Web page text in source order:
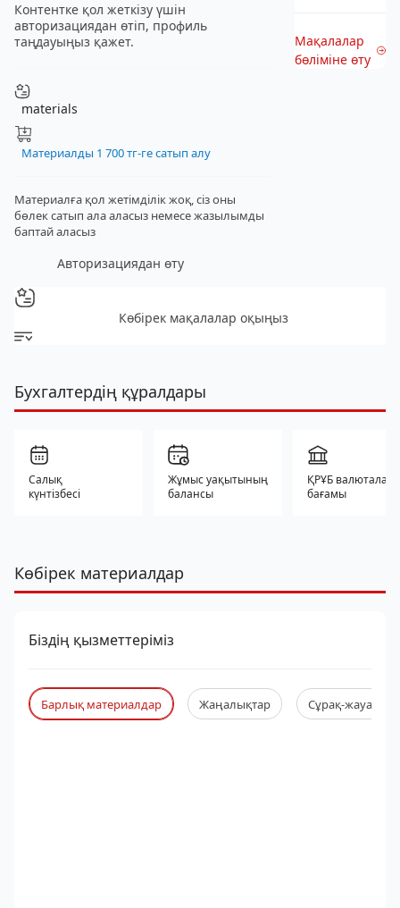
Контентке қол жеткізу үшін
авторизациядан өтіп, профиль
таңдауыңыз қажет.
materials
Материалды 1 700 тг-ге сатып алу
Материалға қол жетімділік жоқ, сіз оны
бөлек сатып ала аласыз немесе жазылымды
баптай аласыз
Авторизациядан өту
Мақалалар
бөліміне өту
Көбірек мақалалар оқыңыз
Бухгалтердің құралдары
Салық
күнтізбесі
Жұмыс уақытының
балансы
ҚРҰБ валюталар
бағамы
Көбірек материалдар
Біздің қызметтеріміз
Барлық материалдар Жаңалықтар Сұрақ-жауап